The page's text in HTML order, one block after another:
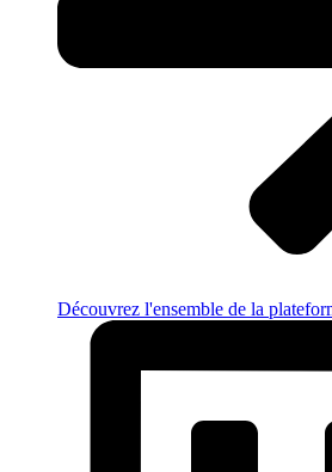
Découvrez l'ensemble de la